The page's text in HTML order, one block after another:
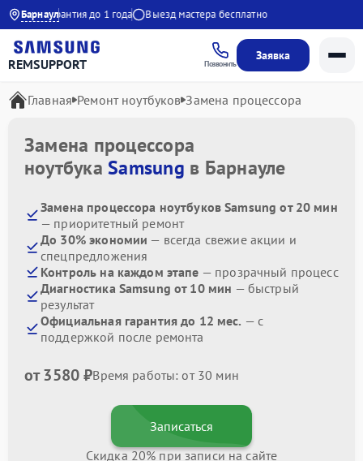
Барнаул
Гарантия до 1 года Выезд мастера бесплатно
REMSUPPORT Позвонить
Заявка
Главная Ремонт ноутбуков Замена процессора
Замена процессора
ноутбукаSamsung в Барнауле
Замена процессора ноутбуков Samsung от 20 мин
— приоритетный ремонт
До 30% экономии — всегда свежие акции и
спецпредложения
Контроль на каждом этапе — прозрачный процесс
Диагностика Samsung от 10 мин — быстрый
результат
Официальная гарантия до 12 мес. — с
поддержкой после ремонта
от 3580 ₽Время работы: от 30 мин
Записаться
Скидка 20% при записи на сайте